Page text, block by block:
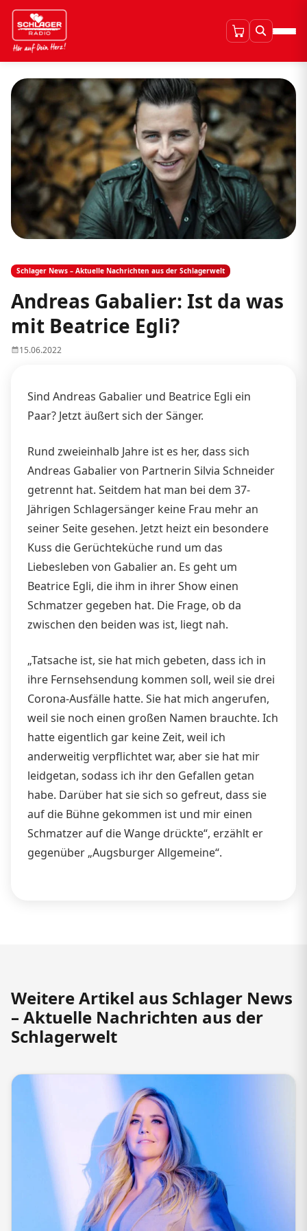
Schlager News – Aktuelle Nachrichten aus der Schlagerwelt
Andreas Gabalier: Ist da was
mit Beatrice Egli?
15.06.2022
Sind Andreas Gabalier und Beatrice Egli ein
Paar? Jetzt äußert sich der Sänger.
Rund zweieinhalb Jahre ist es her, dass sich
Andreas Gabalier von Partnerin Silvia Schneider
getrennt hat. Seitdem hat man bei dem 37-
Jährigen Schlagersänger keine Frau mehr an
seiner Seite gesehen. Jetzt heizt ein besondere
Kuss die Gerüchteküche rund um das
Liebesleben von Gabalier an. Es geht um
Beatrice Egli, die ihm in ihrer Show einen
Schmatzer gegeben hat. Die Frage, ob da
zwischen den beiden was ist, liegt nah.
„Tatsache ist, sie hat mich gebeten, dass ich in
ihre Fernsehsendung kommen soll, weil sie drei
Corona-Ausfälle hatte. Sie hat mich angerufen,
weil sie noch einen großen Namen brauchte. Ich
hatte eigentlich gar keine Zeit, weil ich
anderweitig verpflichtet war, aber sie hat mir
leidgetan, sodass ich ihr den Gefallen getan
habe. Darüber hat sie sich so gefreut, dass sie
auf die Bühne gekommen ist und mir einen
Schmatzer auf die Wange drückte“, erzählt er
gegenüber „Augsburger Allgemeine“.
Weitere Artikel aus Schlager News
– Aktuelle Nachrichten aus der
Schlagerwelt